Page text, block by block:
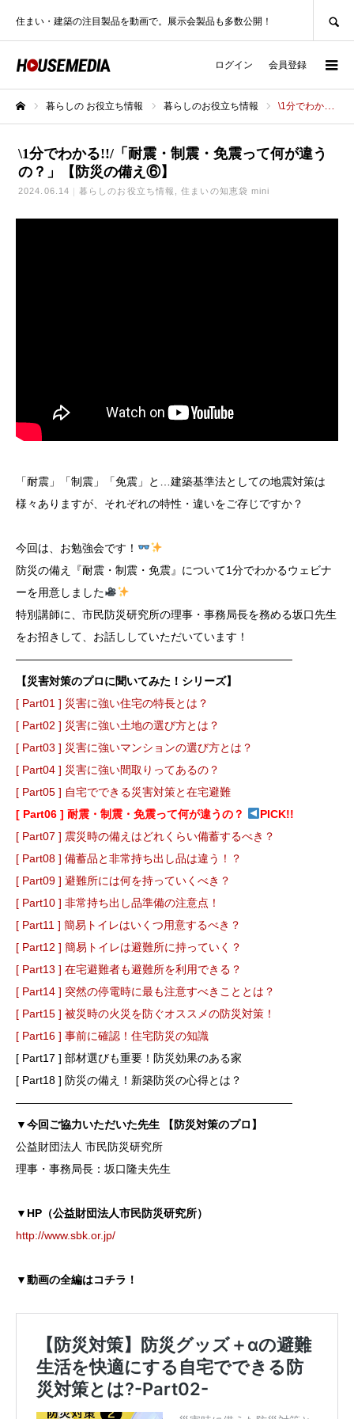
住まい・建築の注目製品を動画で。展示会製品も多数公開！
ログイン 会員登録
暮らしの お役立ち情報 暮らしのお役立ち情報 \1分でわかる!!/「耐震・制震・免震って何が違うの？」【防災の備え⑥】
\1分でわかる!!/「耐震・制震・免震って何が違う
の？」【防災の備え⑥】
2024.06.14 暮らしのお役立ち情報 住まいの知恵袋 mini
「耐震」「制震」「免震」と…建築基準法としての地震対策は
様々ありますが、それぞれの特性・違いをご存じですか？
今回は、お勉強会です！
防災の備え『耐震・制震・免震』について1分でわかるウェビナ
ーを用意しました
特別講師に、市民防災研究所の理事・事務局長を務める坂口先生
をお招きして、お話ししていただいています！
―――――――――――――――――――――――――
【災害対策のプロに聞いてみた！シリーズ】
[ Part01 ] 災害に強い住宅の特長とは？
[ Part02 ] 災害に強い土地の選び方とは？
[ Part03 ] 災害に強いマンションの選び方とは？
[ Part04 ] 災害に強い間取りってあるの？
[ Part05 ] 自宅でできる災害対策と在宅避難
[ Part06 ] 耐震・制震・免震って何が違うの？
PICK!!
[ Part07 ] 震災時の備えはどれくらい備蓄するべき？
[ Part08 ] 備蓄品と非常持ち出し品は違う！？
[ Part09 ] 避難所には何を持っていくべき？
[ Part10 ] 非常持ち出し品準備の注意点！
[ Part11 ] 簡易トイレはいくつ用意するべき？
[ Part12 ] 簡易トイレは避難所に持っていく？
[ Part13 ] 在宅避難者も避難所を利用できる？
[ Part14 ] 突然の停電時に最も注意すべきこととは？
[ Part15 ] 被災時の火災を防ぐオススメの防災対策！
[ Part16 ] 事前に確認！住宅防災の知識
[ Part17 ] 部材選びも重要！防災効果のある家
[ Part18 ] 防災の備え！新築防災の心得とは？
―――――――――――――――――――――――――
▼今回ご協力いただいた先生 【防災対策のプロ】
公益財団法人 市民防災研究所
理事・事務局長：坂口隆夫先生
▼HP（公益財団法人市民防災研究所）
http://www.sbk.or.jp/
▼動画の全編はコチラ！